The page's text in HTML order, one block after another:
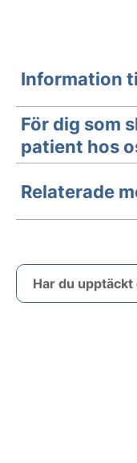
Information
För dig som
patient hos
Relaterade
Har du